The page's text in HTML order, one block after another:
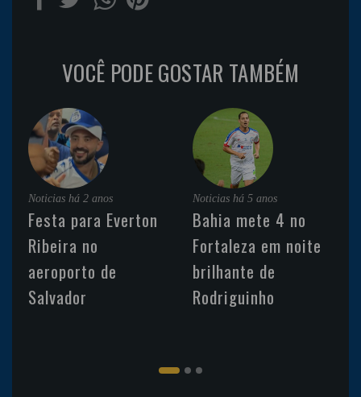
VOCÊ PODE GOSTAR TAMBÉM
Noticias há 2 anos
Festa para Everton
Ribeira no
aeroporto de
Salvador
Noticias há 5 anos
Bahia mete 4 no
Fortaleza em noite
brilhante de
Rodriguinho